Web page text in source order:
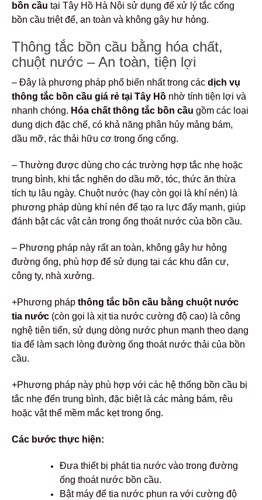
bồn cầu tại Tây Hồ Hà Nội sử dụng để xử lý tắc cống
bồn cầu triệt để, an toàn và không gây hư hỏng.
Thông tắc bồn cầu bằng hóa chất,
chuột nước – An toàn, tiện lợi
– Đây là phương pháp phổ biến nhất trong các dịch vụ
thông tắc bồn cầu giá rẻ tại Tây Hồ nhờ tính tiện lợi và
nhanh chóng. Hóa chất thông tắc bồn cầu gồm các loại
dung dịch đặc chế, có khả năng phân hủy mảng bám,
dầu mỡ, rác thải hữu cơ trong ống cống.
– Thường được dùng cho các trường hợp tắc nhẹ hoặc
trung bình, khi tắc nghẽn do dầu mỡ, tóc, thức ăn thừa
tích tụ lâu ngày. Chuột nước (hay còn gọi là khí nén) là
phương pháp dùng khí nén để tạo ra lực đẩy mạnh, giúp
đánh bật các vật cản trong ống thoát nước của bồn cầu.
– Phương pháp này rất an toàn, không gây hư hỏng
đường ống, phù hợp để sử dụng tại các khu dân cư,
công ty, nhà xưởng.
+Phương pháp thông tắc bồn cầu bằng chuột nước
tia nước (còn gọi là xịt tia nước cường độ cao) là công
nghệ tiên tiến, sử dụng dòng nước phun mạnh theo dạng
tia để làm sạch lòng đường ống thoát nước thải của bồn
cầu.
+Phương pháp này phù hợp với các hệ thống bồn cầu bị
tắc nhẹ đến trung bình, đặc biệt là các mảng bám, rêu
hoặc vật thể mềm mắc kẹt trong ống.
Các bước thực hiện:
Đưa thiết bị phát tia nước vào trong đường
ống thoát nước bồn cầu.
Bật máy để tia nước phun ra với cường độ